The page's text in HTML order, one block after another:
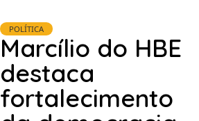
POLÍTICA
Marcílio do HBE
destaca
fortalecimento